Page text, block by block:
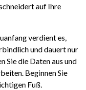
auf Ihre
verdient es,
und dauert nur
Sie die Daten aus und
Beginnen Sie
Fuß.